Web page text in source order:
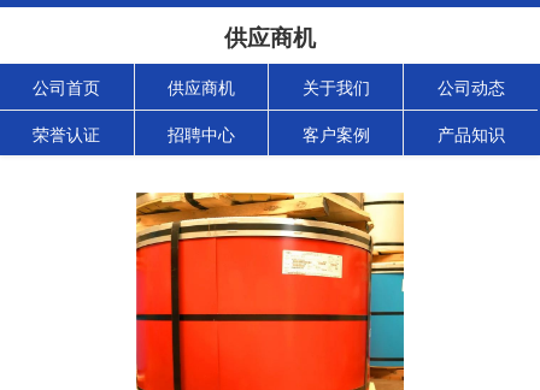
供应商机
公司首页 供应商机 关于我们 公司动态
荣誉认证 招聘中心 客户案例 产品知识